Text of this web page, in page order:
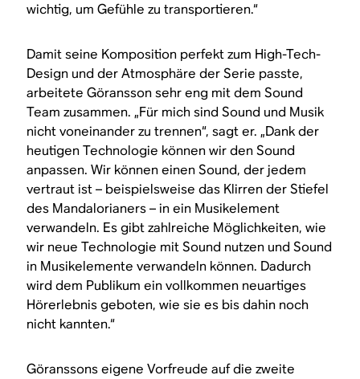
wichtig, um Gefühle zu transportieren.“
Damit seine Komposition perfekt zum High-Tech-
Design und der Atmosphäre der Serie passte,
arbeitete Göransson sehr eng mit dem Sound
Team zusammen. „Für mich sind Sound und Musik
nicht voneinander zu trennen“, sagt er. „Dank der
heutigen Technologie können wir den Sound
anpassen. Wir können einen Sound, der jedem
vertraut ist – beispielsweise das Klirren der Stiefel
des Mandalorianers – in ein Musikelement
verwandeln. Es gibt zahlreiche Möglichkeiten, wie
wir neue Technologie mit Sound nutzen und Sound
in Musikelemente verwandeln können. Dadurch
wird dem Publikum ein vollkommen neuartiges
Hörerlebnis geboten, wie sie es bis dahin noch
nicht kannten.“
Göranssons eigene Vorfreude auf die zweite